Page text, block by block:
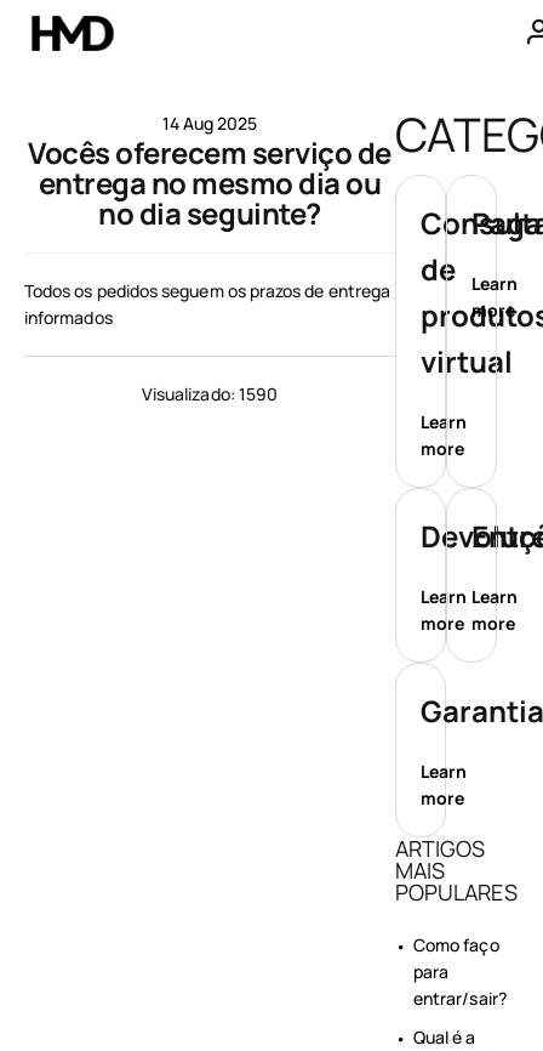
Smartphones
Telemóveis básicos
Acessórios
Ofertas
14 Aug 2025
Vocês oferecem serviço de
entrega no mesmo dia ou
no dia seguinte?
Todos os pedidos seguem os prazos de entrega
informados
Visualizado: 1590
de
virtual
Learn
more
Learn
more
Learn
more
Learn
more
Learn
more
ARTIGOS
MAIS
POPULARES
Como faço
para
entrar/sair?
Qual é a